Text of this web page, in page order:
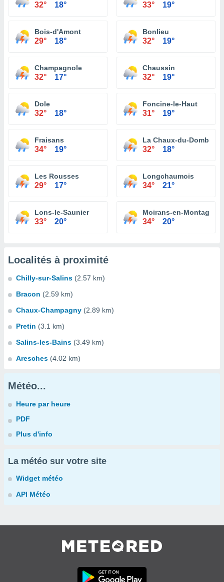
32° 18° 33° 19°
Bois-d'Amont
29° 18°
Bonlieu
32° 19°
Champagnole
32° 17°
Chaussin
32° 19°
Dole
32° 18°
Foncine-le-Haut
31° 19°
Fraisans
34° 19°
La Chaux-du-Dombief
32° 18°
Les Rousses
29° 17°
Longchaumois
34° 21°
Lons-le-Saunier
33° 20°
Moirans-en-Montagne
34° 20°
Localités à proximité
Chilly-sur-Salins (2.57 km)
Bracon (2.59 km)
Chaux-Champagny (2.89 km)
Pretin (3.1 km)
Salins-les-Bains (3.49 km)
Aresches (4.02 km)
Météo...
Heure par heure
PDF
Plus d'info
La météo sur votre site
Widget météo
API Météo